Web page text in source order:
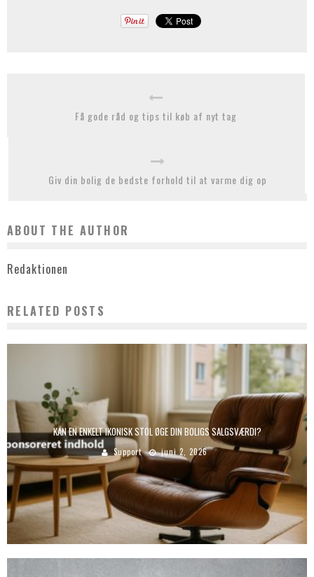
Få gode råd og tips til køb af nyt tag
Giv din bolig de bedste forhold til at varme dig op
ABOUT THE AUTHOR
Redaktionen
RELATED POSTS
KAN EN ENKELT IKONISK STOL ØGE DIN BOLIGS SALGSVÆRDI?
Support juni 2, 2026